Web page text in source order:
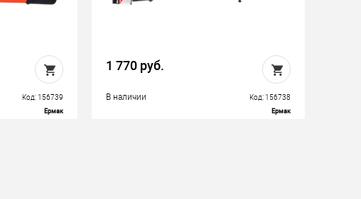
Код: 156739
Ермак
1 770 руб.
В наличии Код: 156738
Ермак